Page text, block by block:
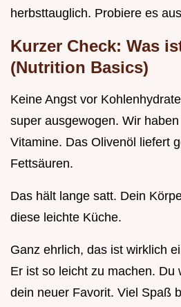
herbsttauglich. Probiere es
Kurzer Check: Was
(Nutrition Basics)
Keine Angst vor
super ausgewogen. Wir
Vitamine. Das Olivenöl liefert
Fettsäuren.
Das hält lange satt. Dein
diese leichte Küche.
Ganz ehrlich, das ist wirklich
Er ist so leicht zu machen. Du
dein neuer Favorit. Viel Spaß